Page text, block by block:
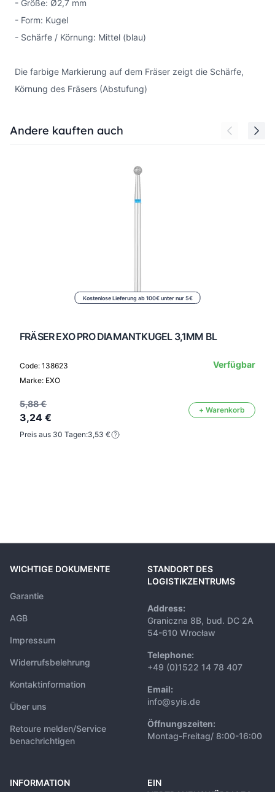
- Größe: Ø2,7 mm
- Form: Kugel
- Schärfe / Körnung: Mittel (blau)
Die farbige Markierung auf dem Fräser zeigt die Schärfe,
Körnung des Fräsers (Abstufung)
Press to skip carousel
Andere kauften auch
Kostenlose Lieferung ab 100€ unter nur 5€
FRÄSER EXO PRO DIAMANTKUGEL 3,1MM BL
Code: 138623
Marke: EXO
Verfügbar
5,88 €
3,24 €
+ Warenkorb
Preis aus 30 Tagen:3,53 €
WICHTIGE DOKUMENTE
Garantie
AGB
Impressum
Widerrufsbelehrung
Kontaktinformation
Über uns
Retoure melden/Service
benachrichtigen
STANDORT DES
LOGISTIKZENTRUMS
Address:
Graniczna 8B, bud. DC 2A
54-610 Wrocław
Telephone:
+49 (0)1522 14 78 407
Email:
info@syis.de
Öffnungszeiten:
Montag-Freitag/ 8:00-16:00
INFORMATION
EIN